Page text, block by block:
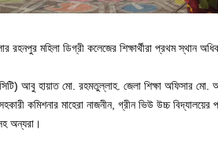
রহনপুর মহিলা ডিগ্রী কলেজের শিক্ষার্থীরা প্রথম স্থান
আবু হায়াত মো. রহমতুল্লাহ. জেলা শিক্ষা অফিসার মো.
কমিশনার মাহেরা নাজনীন, গ্রীন ভিউ উচ্চ বিদ্যালয়ের
অন্যরা।